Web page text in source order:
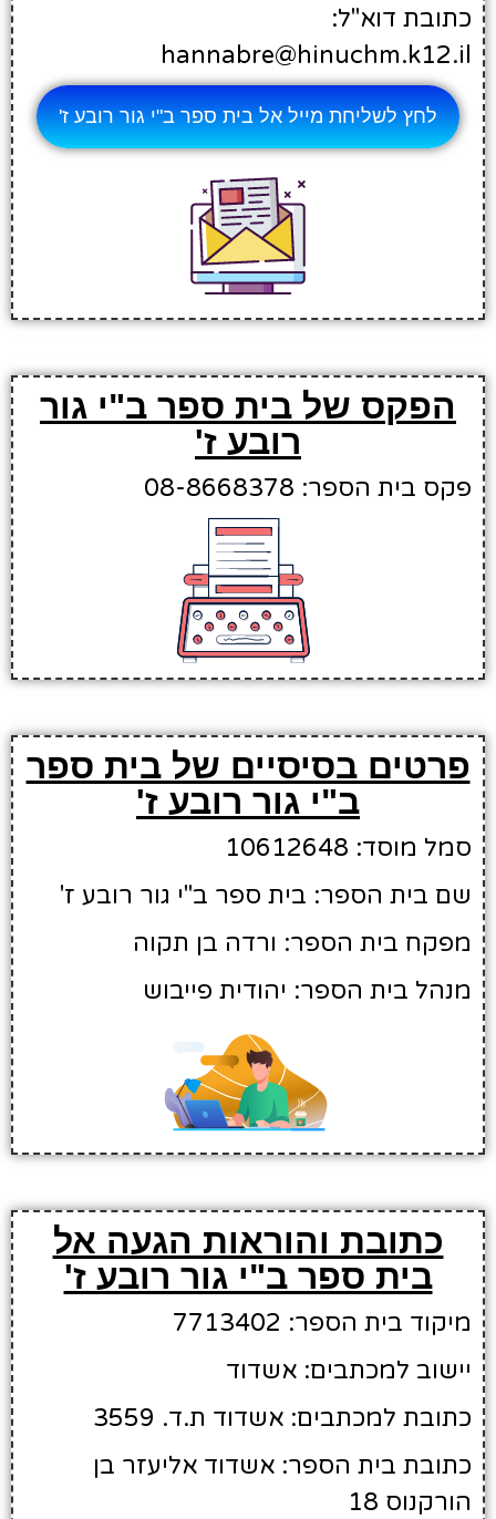
כתובת דוא"ל:
hannabre@hinuchm.k12.il
לחץ לשליחת מייל אל בית ספר ב"י גור רובע ז'
הפקס של בית ספר ב"י גור
רובע ז'
פקס בית הספר: 08-8668378
פרטים בסיסיים של בית ספר
ב"י גור רובע ז'
סמל מוסד: 10612648
שם בית הספר: בית ספר ב"י גור רובע ז'
מפקח בית הספר: ורדה בן תקוה
מנהל בית הספר: יהודית פייבוש
כתובת והוראות הגעה אל
בית ספר ב"י גור רובע ז'
מיקוד בית הספר: 7713402
יישוב למכתבים: אשדוד
כתובת למכתבים: אשדוד ת.ד. 3559
כתובת בית הספר: אשדוד אליעזר בן
הורקנוס 18